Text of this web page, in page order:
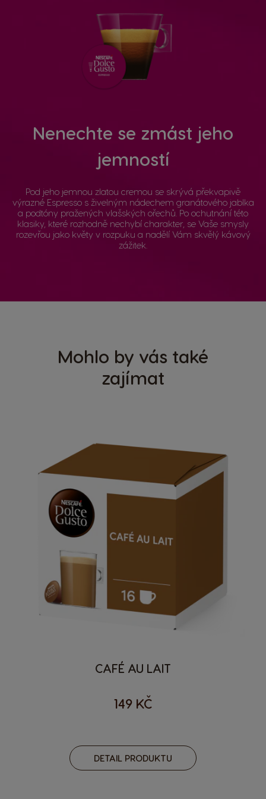
Nenechte se zmást jeho
jemností
Pod jeho jemnou zlatou cremou se skrývá překvapivě
výrazné Espresso s živelným nádechem granátového jablka
a podtóny pražených vlašských ořechů. Po ochutnání této
klasiky, které rozhodně nechybí charakter, se Vaše smysly
rozevřou jako květy v rozpuku a nadělí Vám skvělý kávový
zážitek.
Mohlo by vás také
zajímat
CAFÉ AU LAIT
149 KČ
DETAIL PRODUKTU